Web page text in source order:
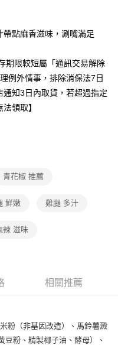
點麻香滋味，涮嘴滿足
期限較短屬「通訊交易解除
例外情事，排除消保法7日
知3日內取貨，若超過指定
領取】
青花椒 推薦
鮮嫩 雞腿 多汁
辣 滋味
相關推薦
粉（非基因改造）、馬鈴薯澱
粉、精製椰子油、酵母）、